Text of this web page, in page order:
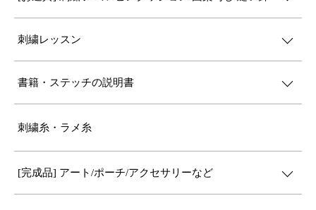
刺繍レッスン
書籍・ステッチの説明書
刺繍糸・ラメ糸
[完成品] アート/ポーチ/アクセサリーなど